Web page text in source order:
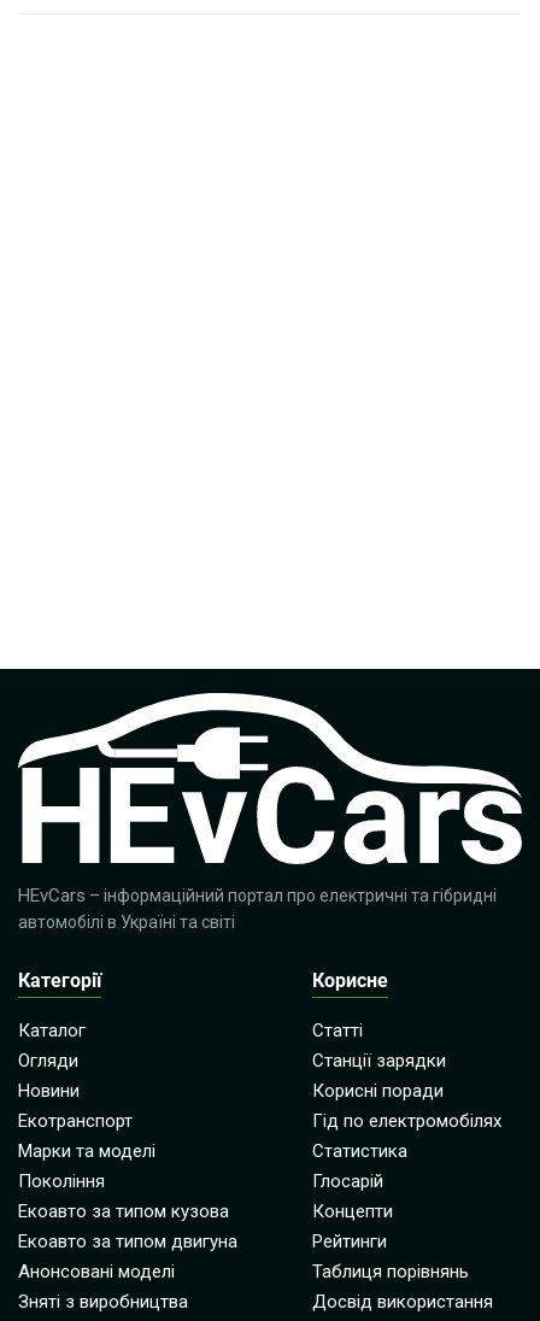
HEvCars – інформаційний портал про електричні та гібридні
автомобілі в Україні та світі
Категорії
Каталог
Огляди
Новини
Екотранспорт
Марки та моделі
Покоління
Екоавто за типом кузова
Екоавто за типом двигуна
Анонсовані моделі
Зняті з виробництва
Корисне
Статті
Станції зарядки
Корисні поради
Гід по електромобілях
Статистика
Глосарій
Концепти
Рейтинги
Таблиця порівнянь
Досвід використання